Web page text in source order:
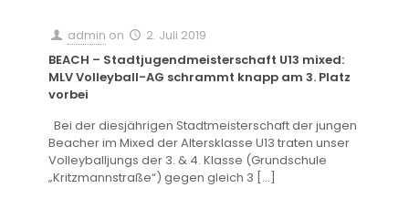
admin on
2. Juli 2019
BEACH – Stadtjugendmeisterschaft U13 mixed:
MLV Volleyball-AG schrammt knapp am 3. Platz
vorbei
Bei der diesjährigen Stadtmeisterschaft der jungen
Beacher im Mixed der Altersklasse U13 traten unser
Volleyballjungs der 3. & 4. Klasse (Grundschule
„Kritzmannstraße“) gegen gleich 3 […]